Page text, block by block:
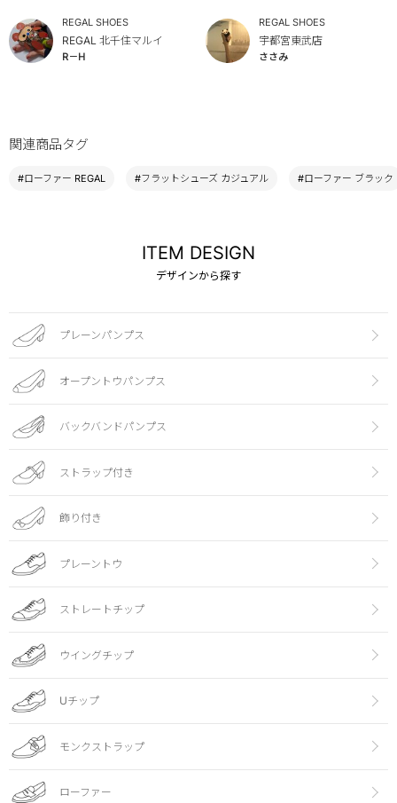
REGAL SHOES
REGAL 北千住マルイ
R－H
REGAL SHOES
宇都宮東武店
ささみ
関連商品タグ
#ローファー REGAL #フラットシューズ カジュアル #ローファー ブラック
ITEM DESIGN
デザインから探す
プレーンパンプス
オープントウパンプス
バックバンドパンプス
ストラップ付き
飾り付き
プレーントウ
ストレートチップ
ウイングチップ
Uチップ
モンクストラップ
ローファー